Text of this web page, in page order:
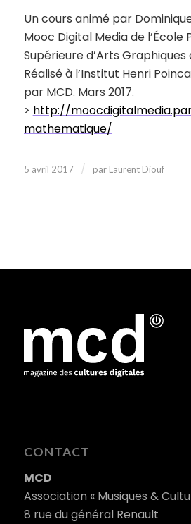
Un cours animé par
Mooc Digital Media de l’École
Supérieure d’Arts Graphiques
Réalisé à l’Institut Henri
par MCD. Mars 2017.
> http://
mathematique/
5 avril 2017 / par Laurent Diouf
CONTACT
MCD
Association « Musiques &
8 rue du général Renault